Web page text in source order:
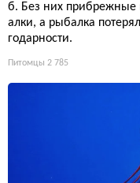
б. Без них прибрежные
алки, а рыбалка
годарности.
Питомцы 2 785